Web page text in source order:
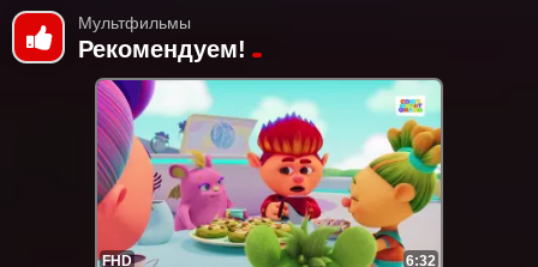
Мультфильмы
Рекомендуем!
FHD 6:32